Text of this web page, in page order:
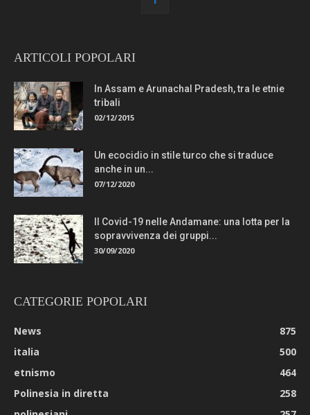
ARTICOLI POPOLARI
In Assam e Arunachal Pradesh, tra le etnie
tribali
02/12/2015
Un ecocidio in stile turco che si traduce
anche in un...
07/12/2020
Il Covid-19 nelle Andamane: una lotta per la
sopravvivenza dei gruppi...
30/09/2020
CATEGORIE POPOLARI
News
875
italia
500
etnismo
464
Polinesia in diretta
258